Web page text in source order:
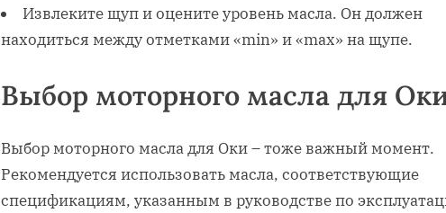
Извлеките щуп и оцените уровень масла. Он должен
находиться между отметками «min» и «max» на щупе.
Выбор моторного масла для
Выбор моторного масла для Оки – тоже важный момент.
Рекомендуется использовать масла, соответствующие
спецификациям, указанным в руководстве по